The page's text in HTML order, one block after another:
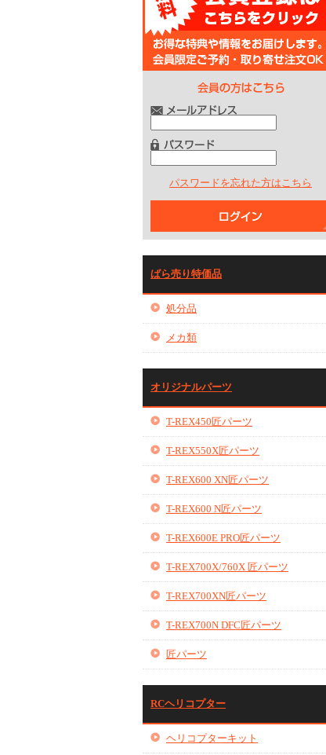
パスワードを忘れた方はこちら
ばら売り特価品
処分品
メカ類
オリジナルパーツ
T-REX450匠パーツ
T-REX550X匠パーツ
T-REX600 XN匠パーツ
T-REX600 N匠パーツ
T-REX600E PRO匠パーツ
T-REX700X/760X 匠パーツ
T-REX700XN匠パーツ
T-REX700N DFC匠パーツ
匠パーツ
RCヘリコプター
ヘリコプターキット